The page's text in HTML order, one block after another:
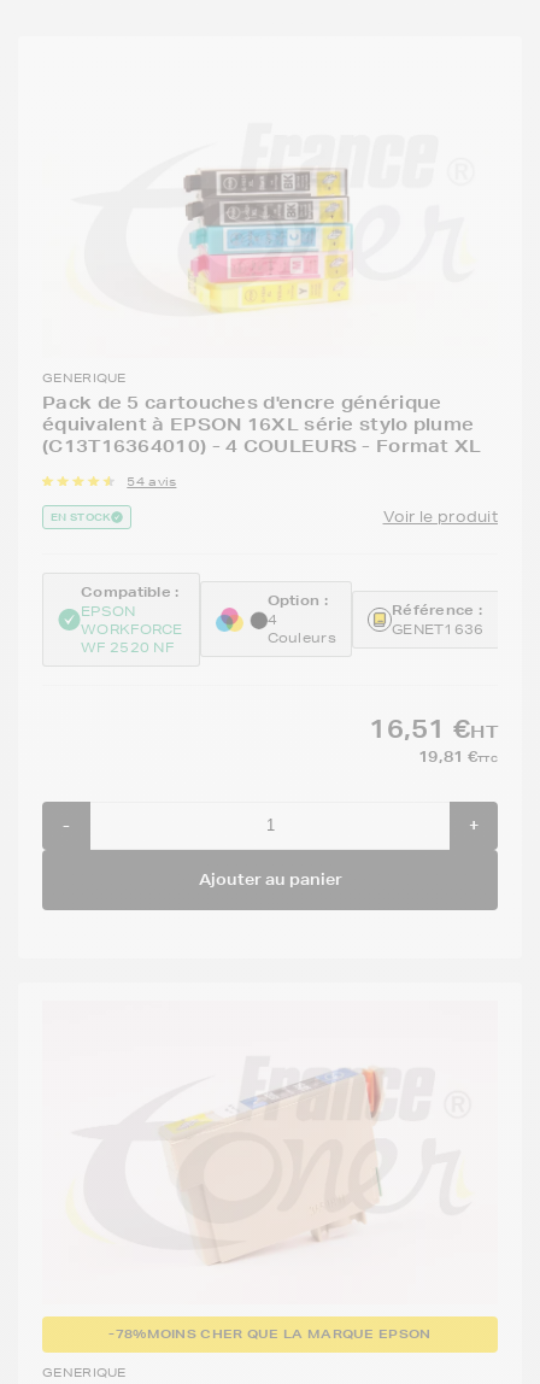
GENERIQUE
Pack de 5 cartouches d'encre générique
équivalent à EPSON 16XL série stylo plume
(C13T16364010) - 4 COULEURS - Format XL
54 avis
EN STOCK Voir le produit
Compatible :
EPSON
WORKFORCE
WF 2520 NF
Option :
4
Couleurs
Référence :
GENET1636
16,51 €HT
19,81 €TTC
- +
Ajouter au panier
-78%MOINS CHER QUE LA MARQUE EPSON
GENERIQUE